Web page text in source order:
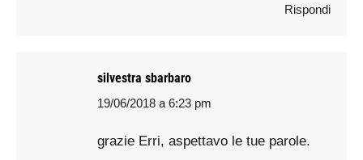
Rispondi
silvestra sbarbaro
says:
19/06/2018 a 6:23 pm
grazie Erri, aspettavo le tue parole.